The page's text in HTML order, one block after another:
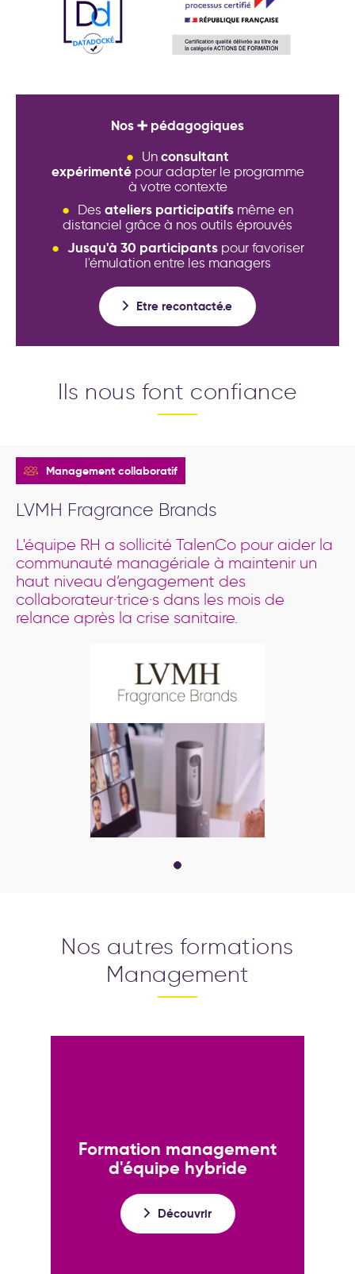
Nos ➕ pédagogiques
Un consultant
expérimentépour adapter le programme
à votre contexte
Des ateliers participatifs même en
distanciel grâce à nos outils éprouvés
Jusqu'à 30 participantspour favoriser
l'émulation entre les managers
Etre recontacté.e
Ils nous font confiance
Management collaboratif
LVMH Fragrance Brands
L'équipe RH a sollicité TalenCo pour aider la
communauté managériale à maintenir un
haut niveau d’engagement des
collaborateur·trice·s dans les mois de
relance après la crise sanitaire.
Nos autres formations
Management
Formation management
d'équipe hybride
Découvrir